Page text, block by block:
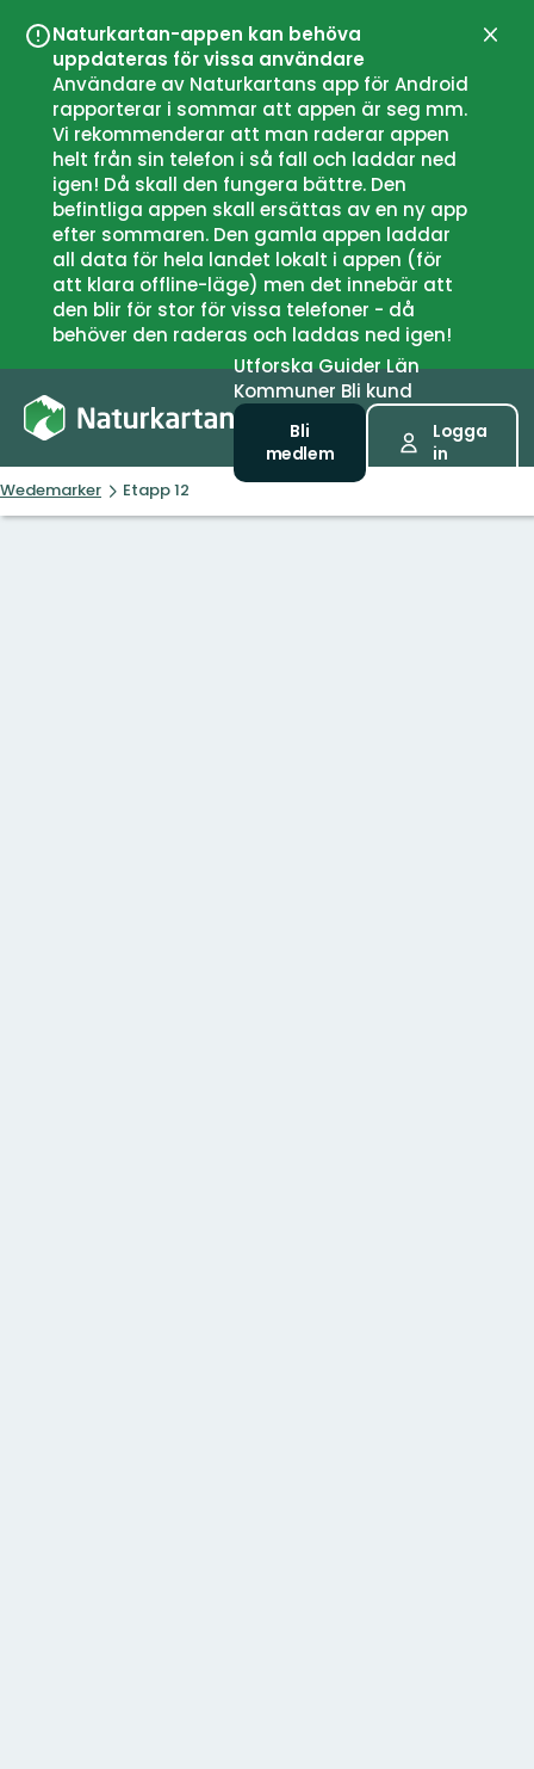
Naturkartan-appen kan behöva
uppdateras för vissa användare
Användare av Naturkartans app för Android
rapporterar i sommar att appen är seg mm.
Vi rekommenderar att man raderar appen
helt från sin telefon i så fall och laddar ned
igen! Då skall den fungera bättre. Den
befintliga appen skall ersättas av en ny app
efter sommaren. Den gamla appen laddar
all data för hela landet lokalt i appen (för
att klara offline-läge) men det innebär att
den blir för stor för vissa telefoner - då
behöver den raderas och laddas ned igen!
UtforskaGuiderLän
Kommuner Bli kund
Bli
medlem
Logga
in
Wedemarker Etapp 12